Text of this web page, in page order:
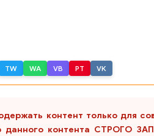
TW WA VB PT VK
контент только для
данного контента СТРОГО